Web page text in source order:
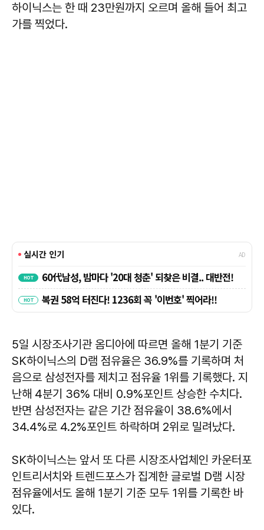
하이닉스는 한 때 23만원까지 오르며 올해 들어 최고
가를 찍었다.
5일 시장조사기관 옴디아에 따르면 올해 1분기 기준
SK하이닉스의 D램 점유율은 36.9%를 기록하며 처
음으로 삼성전자를 제치고 점유율 1위를 기록했다. 지
난해 4분기 36% 대비 0.9%포인트 상승한 수치다.
반면 삼성전자는 같은 기간 점유율이 38.6%에서
34.4%로 4.2%포인트 하락하며 2위로 밀려났다.
SK하이닉스는 앞서 또 다른 시장조사업체인 카운터포
인트리서치와 트렌드포스가 집계한 글로벌 D램 시장
점유율에서도 올해 1분기 기준 모두 1위를 기록한 바
있다.